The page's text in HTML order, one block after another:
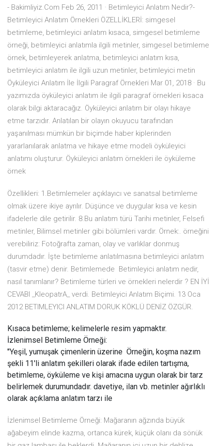
- Bakimliyiz.Com Feb 26, 2011 · Betimleyici Anlatım Nedir?-
Betimleyici Anlatım Örnekleri ÖZELLİKLERİ: simgesel
betimleme, betimleyici anlatım kısaca, simgesel betimleme
örneği, betimleyici anlatımla ilgili metinler, simgesel betimleme
örnek, betimleyerek anlatma, betimleyici anlatım kısa,
betimleyici anlatım ile ilgili uzun metinler, betimleyici metin
Öyküleyici Anlatım İle İlgili Paragraf Örnekleri Mar 01, 2018 · Bu
yazımızda öyküleyici anlatım ile ilgili paragraf örnekleri kısaca
olarak bilgi aktaracağız. Öyküleyici anlatım bir olayı hikaye
etme tarzıdır. Anlatılan bir olayın okuyucu tarafından
yaşanılması mümkün bir biçimde haber kiplerinden
yararlanılarak anlatma ve hikaye etme modeli öyküleyici
anlatımı oluşturur. Öyküleyici anlatım örnekleri ile öyküleme
örnek
Özellikleri: 1.Betimlemeler açıklayıcı ve sanatsal betimleme
olmak üzere ikiye ayrılır. Düşünce ve duygular kısa ve kesin
ifadelerle dile getirilir. 8.Bu anlatım türü Tarihi metinler, Felsefi
metinler, Bilimsel metinler gibi bölümleri vardır. Örnek:. örneğini
verebiliriz: Fotoğrafta zaman, olay ve varlıklar donmuş
durumdadır. İşte betimleme anlatılmasına betimleyici anlatım
(tasvir etme) denir. Betimlemede Betimleyici anlatım nedir,
nasıl tanımlanır? Betimleme türleri ve örnekleri nelerdir ? EN İYİ
CEVABI _KleopatrA_ verdi. Betimleyici Anlatım Biçimi. 13 Oca
2012 BETIMLEYICI ANLATIM DORUK KÖKLÜ DENİZ ÖZGÜR.
Kısaca betimleme; kelimelerle resim yapmaktır.
İzlenimsel Betimleme Örneği:
"Yeşil, yumuşak çimenlerin üzerine Örneğin, koşma nazım
şekli 11'li anlatım şekilleri olarak ifade edilen tartışma,
betimleme, öyküleme ve kişi amacına uygun olarak bir tarz
belirlemek durumundadır. davetiye, ilan vb. metinler ağırlıklı
olarak açıklama anlatım tarzı ile
İzlenimsel Betimleme Örneği: Mağaranın ağzında büyük
ağabeyim elinde kazma, ortanca kürek, küçük olanı da sönük